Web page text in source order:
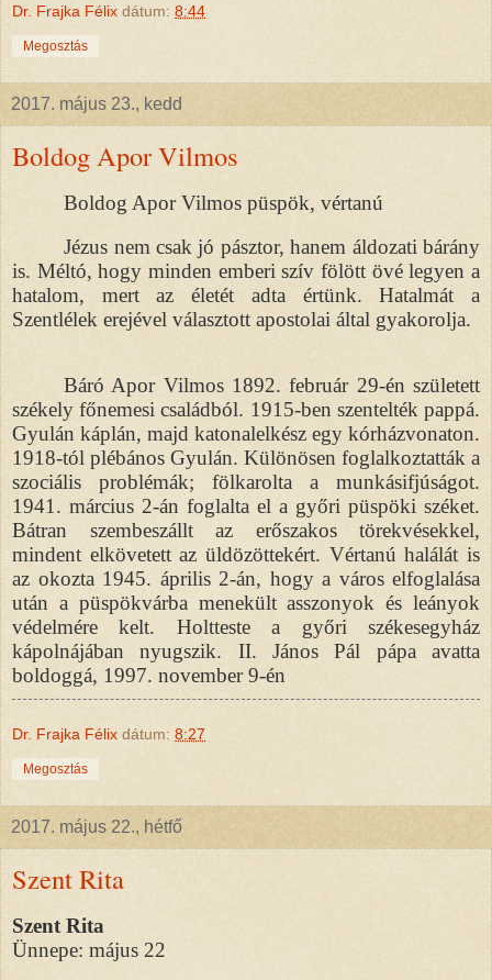
Dr. Frajka Félix dátum: 8:44
Megosztás
2017. május 23., kedd
Boldog Apor Vilmos
Boldog Apor Vilmos püspök, vértanú
Jézus nem csak jó pásztor, hanem áldozati bárány
is. Méltó, hogy minden emberi szív fölött övé legyen a
hatalom, mert az életét adta értünk. Hatalmát a
Szentlélek erejével választott apostolai által gyakorolja.
Báró Apor Vilmos 1892. február 29-én született
székely főnemesi családból. 1915-ben szentelték pappá.
Gyulán káplán, majd katonalelkész egy kórházvonaton.
1918-tól plébános Gyulán. Különösen foglalkoztatták a
szociális problémák; fölkarolta a munkásifjúságot.
1941. március 2-án foglalta el a győri püspöki széket.
Bátran szembeszállt az erőszakos törekvésekkel,
mindent elkövetett az üldözöttekért. Vértanú halálát is
az okozta 1945. április 2-án, hogy a város elfoglalása
után a püspökvárba menekült asszonyok és leányok
védelmére kelt. Holtteste a győri székesegyház
kápolnájában nyugszik. II. János Pál pápa avatta
boldoggá, 1997. november 9-én
Dr. Frajka Félix dátum: 8:27
Megosztás
2017. május 22., hétfő
Szent Rita
Szent Rita
Ünnepe: május 22